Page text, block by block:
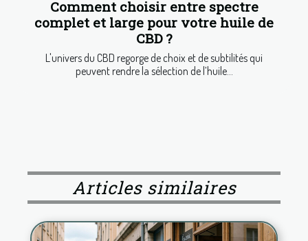
Comment choisir entre spectre
complet et large pour votre huile de
CBD ?
L'univers du CBD regorge de choix et de subtilités qui
peuvent rendre la sélection de l’huile...
Articles similaires